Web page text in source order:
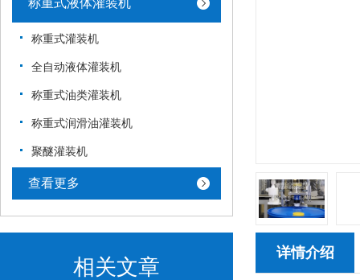
称重式液体灌装机
称重式灌装机
全自动液体灌装机
称重式油类灌装机
称重式润滑油灌装机
聚醚灌装机
查看更多
相关文章
详情介绍